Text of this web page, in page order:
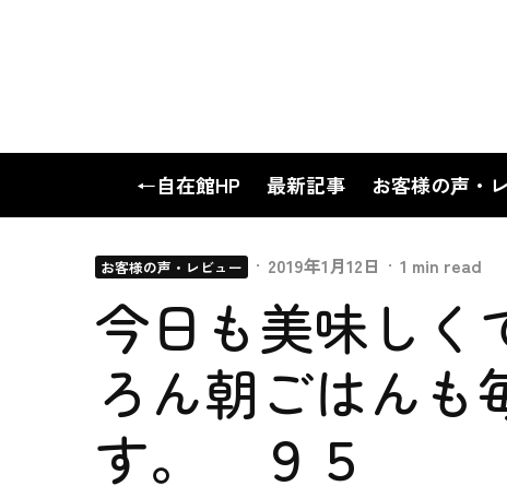
←自在館HP 最新記事 お客様の声・
お客様の声・レビュー · 2019年1月12日 · 1 min read
今日も美味しく
ろん朝ごはんも
す。 ９５